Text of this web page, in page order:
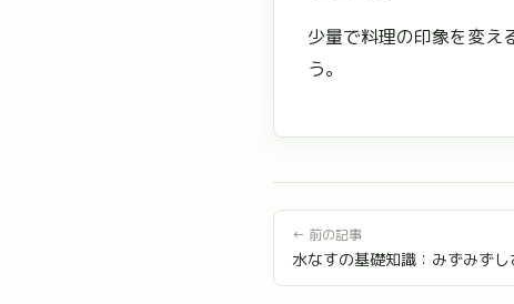
少量で料理の印象を変え
う。
← 前の記事
水なすの基礎知識：みずみず